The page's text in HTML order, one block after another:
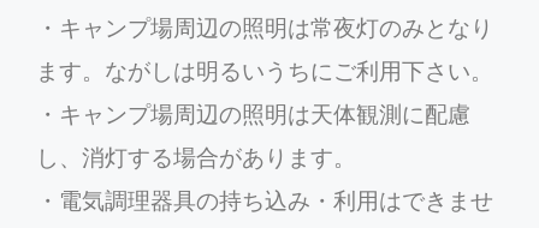
・キャンプ場周辺の照明は常夜灯のみとなり
ます。ながしは明るいうちにご利用下さい。
・キャンプ場周辺の照明は天体観測に配慮
し、消灯する場合があります。
・電気調理器具の持ち込み・利用はできませ